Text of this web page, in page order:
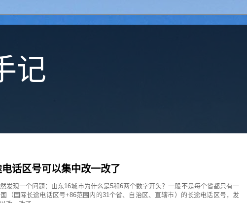
记
话区号可以集中改一改了
发现一个问题：山东16城市为什么是5和6两个数字开头？一般不是每个省都只有一
（国际长途电话区号+86范围内的31个省、自治区、直辖市）的长途电话区号，发